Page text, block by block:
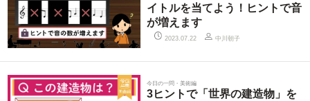
イトルを当てよう！ヒントで音
が増えます
2023.07.22 中川朝子
今日の一問・美術編
3ヒントで「世界の建造物」を